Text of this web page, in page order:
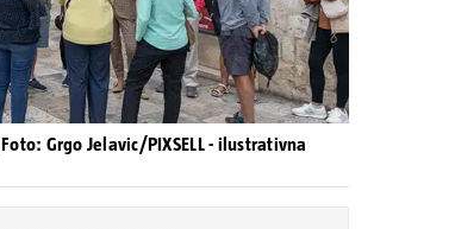
Foto: Grgo Jelavic/PIXSELL - ilustrativna